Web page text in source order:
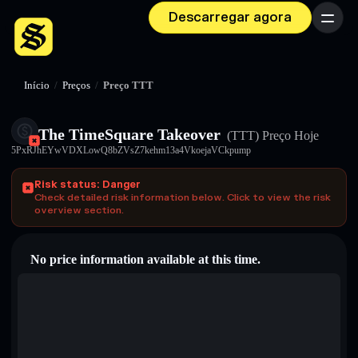
Descarregar agora Menu
Início / Preços / Preço TTT
The TimeSquare Takeover (TTT) Preço Hoje
5PxRJhEYwVDXLowQ8bZVsZ7kehm13a4VkoejaVCkpump
Risk status: Danger
Check detailed risk information below. Click to view the risk
overview section.
No price information available at this time.